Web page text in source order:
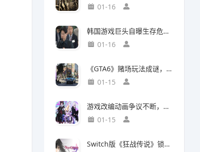
01-16
韩国游戏巨头自曝生存危机，竟要靠AI以一敌百对抗中国
01-16
《GTA6》赌场玩法成谜，50国曾因赌博功能封禁前作
01-15
游戏改编动画争议不断，编剧被踢出局背后竟有隐情
01-15
Switch版《狂战传说》锁定30帧，次世代主机却能60帧流畅运行，差距背后有何玄机？